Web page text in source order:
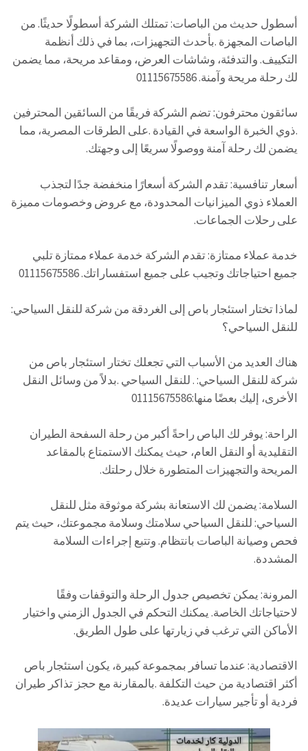
أسطول حديث من الباصات: تمتلك الشركة أسطولًا حديثًا. من
الباصات المجهزة .بأحدث التجهيزات، بما في ذلك أنظمة
التكييف. والتدفئة، وشاشات العرض، ومقاعد مريحة، مما يضمن
لك رحلة مريحة وآمنة. 01115675586
سائقون محترفون: تضم الشركة فريقًا من السائقين المحترفين
.ذوي الخبرة الواسعة في القيادة .على الطرقات المصرية، مما
يضمن لك رحلة آمنة ووصولًا سريعًا إلى وجهتك.
أسعار تنافسية: تقدم الشركة أسعارًا منخفضة جدًا لتجذب
العملاء ذوي الميزانيات المحدودة، مع عروض وخصومات مميزة
على رحلات الجماعات.
خدمة عملاء ممتازة: تقدم الشركة خدمة عملاء ممتازة تلبي
جميع احتياجاتك وتجيب على جميع استفساراتك. 01115675586
لماذا تختار استئجار باص إلى الغردقة من شركة للنقل السياحي:
للنقل السياحي؟
هناك العديد من الأسباب التي تجعلك تختار استئجار باص من
شركة للنقل السياحي: . للنقل السياحي .بدلاً من وسائل النقل
الأخرى، إليك بعضًا منها:01115675586
الراحة: يوفر لك الباص راحةً أكبر من رحلة السفحة الطيران
التقليدية أو النقل العام، حيث يمكنك الاستمتاع بالمقاعد
المريحة والتجهيزات المتطورة خلال رحلتك.
السلامة: يضمن لك الاستعانة بشركة موثوقة مثل للنقل
السياحي: للنقل السياحي سلامتك وسلامة مجموعتك، حيث يتم
فحص وصيانة الباصات بانتظام. وتتبع إجراءات السلامة
المشددة.
المرونة: يمكن تخصيص جدول الرحلة والتوقفات وفقًا
لاحتياجاتك الخاصة. يمكنك التحكم في الجدول الزمني واختيار
الأماكن التي ترغب في زيارتها على طول الطريق.
الاقتصادية: عندما تسافر بمجموعة كبيرة، يكون استئجار باص
أكثر اقتصادية من حيث التكلفة .بالمقارنة مع حجز تذاكر طيران
فردية أو تأجير سيارات عديدة.